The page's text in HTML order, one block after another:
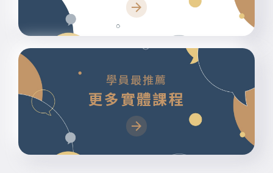
學員最推薦
更多實體課程